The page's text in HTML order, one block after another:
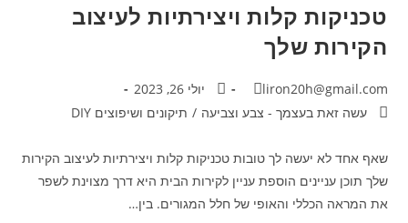
טכניקות קלות ויצירתיות לעיצוב
הקירות שלך
liron20h@gmail.com
יולי 26, 2023
עשה זאת בעצמך - צבע וצביעה / תיקונים ושיפוצים DIY
שאף אחד לא יעשה לך טובות טכניקות קלות ויצירתיות לעיצוב הקירות
שלך תוכן עניינים הוספת עניין לקירות הבית היא דרך מצוינת לשפר
את המראה הכללי והאופי של חלל המגורים. בין…